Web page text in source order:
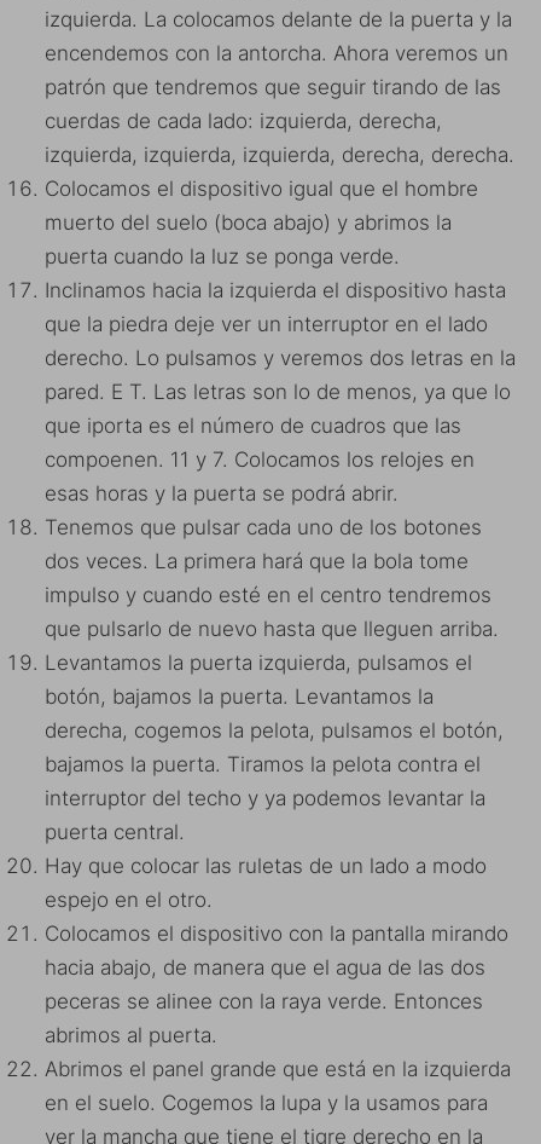
izquierda. La colocamos delante de la puerta y la
encendemos con la antorcha. Ahora veremos un
patrón que tendremos que seguir tirando de las
cuerdas de cada lado: izquierda, derecha,
izquierda, izquierda, izquierda, derecha, derecha.
Colocamos el dispositivo igual que el hombre
muerto del suelo (boca abajo) y abrimos la
puerta cuando la luz se ponga verde.
Inclinamos hacia la izquierda el dispositivo hasta
que la piedra deje ver un interruptor en el lado
derecho. Lo pulsamos y veremos dos letras en la
pared. E T. Las letras son lo de menos, ya que lo
que iporta es el número de cuadros que las
compoenen. 11 y 7. Colocamos los relojes en
esas horas y la puerta se podrá abrir.
Tenemos que pulsar cada uno de los botones
dos veces. La primera hará que la bola tome
impulso y cuando esté en el centro tendremos
que pulsarlo de nuevo hasta que lleguen arriba.
Levantamos la puerta izquierda, pulsamos el
botón, bajamos la puerta. Levantamos la
derecha, cogemos la pelota, pulsamos el botón,
bajamos la puerta. Tiramos la pelota contra el
interruptor del techo y ya podemos levantar la
puerta central.
Hay que colocar las ruletas de un lado a modo
espejo en el otro.
Colocamos el dispositivo con la pantalla mirando
hacia abajo, de manera que el agua de las dos
peceras se alinee con la raya verde. Entonces
abrimos al puerta.
Abrimos el panel grande que está en la izquierda
en el suelo. Cogemos la lupa y la usamos para
ver la mancha que tiene el tigre derecho en la